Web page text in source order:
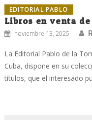
EDITORIAL PABLO
Libros en venta
noviembre 13, 2025
La Editorial Pablo de la
Cuba, dispone en su
títulos, que el interesado